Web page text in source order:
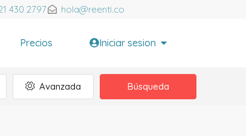
430 2797 hola@reenti.co
Precios Iniciar sesion
Avanzada Búsqueda